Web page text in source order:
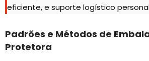
eficiente, e suporte logístico
Padrões e Métodos de
Protetora